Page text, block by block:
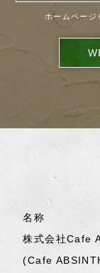
ホームページ
名称
株式会社Cafe
(Cafe